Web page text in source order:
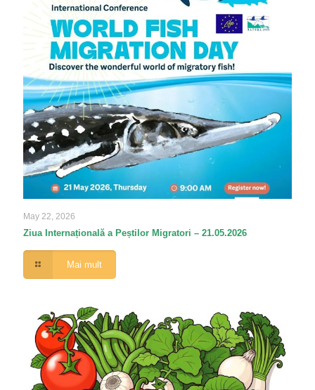
May 22, 2026
Ziua Internațională a Peștilor Migratori – 21.05.2026
Mai mult